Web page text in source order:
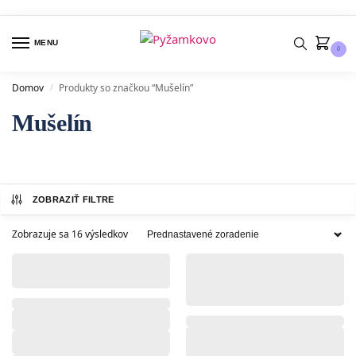
MENU
0
Domov / Produkty so značkou “Mušelín”
Mušelín
ZOBRAZIŤ FILTRE
Zobrazuje sa 16 výsledkov